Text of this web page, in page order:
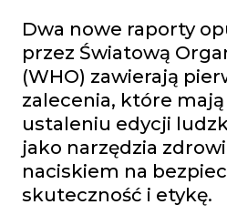
Dwa nowe raporty
przez Światową
(WHO) zawierają
zalecenia, które
ustaleniu edycji
jako narzędzia
naciskiem na
skuteczność i etykę.